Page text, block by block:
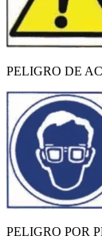
PELIGRO DE
PELIGRO POR